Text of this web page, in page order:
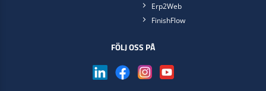
Erp2Web
FinishFlow
FÖLJ OSS PÅ